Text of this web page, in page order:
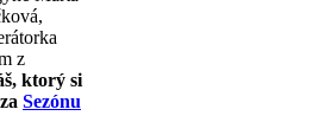
z
ktorý si
Sezónu